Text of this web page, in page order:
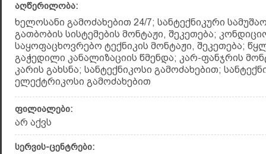
აღწერილობა:
ხელოსანი გამოძახებით 24/7; სანტექნიკური
გათბობის სისტემების მონტაჟი, შეკეთება;
საყოფაცხოვრებო ტექნიკის მონტაჟი, შეკეთება;
გაჭედილი კანალიზაციის წმენდა; კარ-ფანჯრის
კარის გახსნა; სანტექნიკოსი გამოძახებით;
ელექტრიკოსი გამოძახებით
ფილიალები:
არ აქვს
სერვის-ცენტრები: